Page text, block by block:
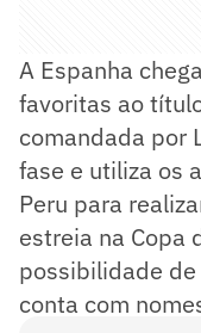
A Espanha
favoritas ao
comandada por
fase e utiliza os
Peru para
estreia na Copa
possibilidade
conta com